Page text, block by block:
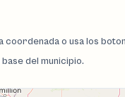
coordenada o usa los
del municipio.